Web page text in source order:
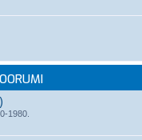
1980.